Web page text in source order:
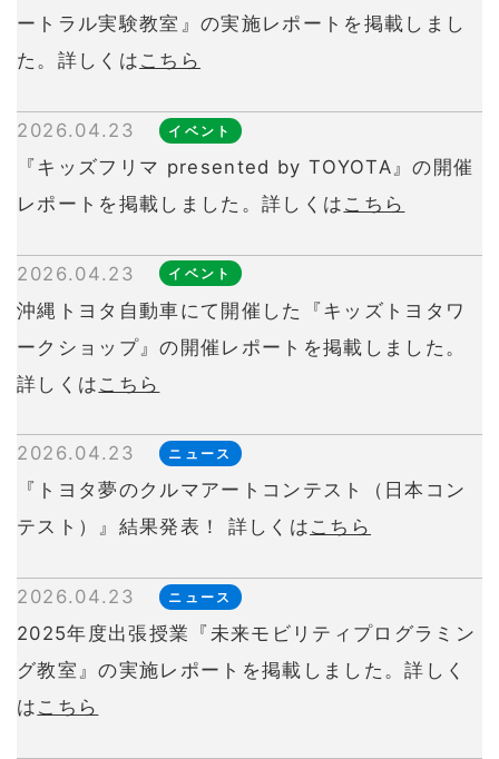
ートラル実験教室』の実施レポートを掲載しまし
た。詳しくは こちら
2026.04.23 イベント
『キッズフリマ presented by TOYOTA』の開催
レポートを掲載しました。詳しくは こちら
2026.04.23 イベント
沖縄トヨタ自動車にて開催した『キッズトヨタワ
ークショップ』の開催レポートを掲載しました。
詳しくは こちら
2026.04.23 ニュース
『トヨタ夢のクルマアートコンテスト（日本コン
テスト）』結果発表！ 詳しくは こちら
2026.04.23 ニュース
2025年度出張授業『未来モビリティプログラミン
グ教室』の実施レポートを掲載しました。詳しく
は こちら